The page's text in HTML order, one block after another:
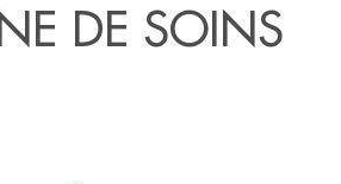
DE SOINS